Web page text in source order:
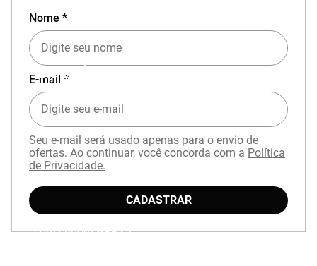
EXPERIÊNCIA MIZUNO NO APP
Baixe o aplicativo Mizuno e garanta15% OFF
com cupomAPP15.
Nome *
E-mail *
Seu e-mail será usado apenas para o envio de
ofertas. Ao continuar, você concorda com a Política
de Privacidade.
CADASTRAR